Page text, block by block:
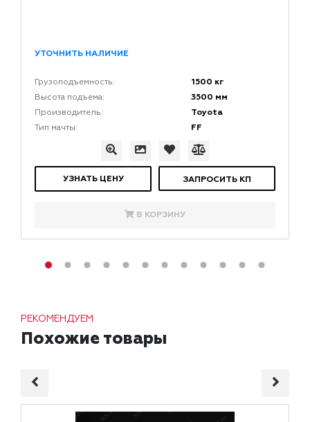
УТОЧНИТЬ НАЛИЧИЕ
Грузоподъемность: 1500 кг
Высота подъема: 3500 мм
Производитель: Toyota
Тип мачты: FF
УЗНАТЬ ЦЕНУ ЗАПРОСИТЬ КП
В КОРЗИНУ
РЕКОМЕНДУЕМ
Похожие товары